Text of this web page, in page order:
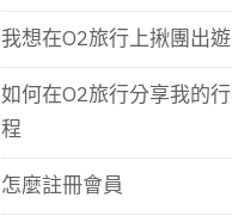
我想在O2旅行上揪團出遊
如何在O2旅行分享我的行
程
怎麼註冊會員